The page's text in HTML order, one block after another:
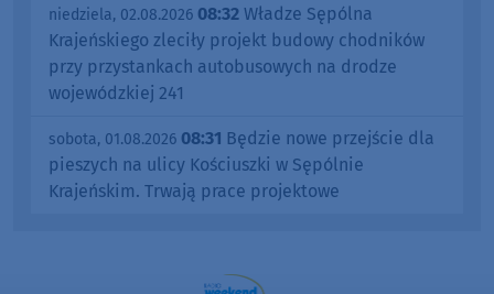
niedziela, 02.08.2026 08:32 Władze Sępólna
Krajeńskiego zleciły projekt budowy chodników
przy przystankach autobusowych na drodze
wojewódzkiej 241
sobota, 01.08.2026 08:31 Będzie nowe przejście dla
pieszych na ulicy Kościuszki w Sępólnie
Krajeńskim. Trwają prace projektowe